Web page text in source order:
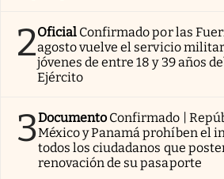
2Oficial Confirmado por las
agosto vuelve el servicio
jóvenes de entre 18 y 39 años
Ejército
3Documento Confirmado |
México y Panamá prohíben el
todos los ciudadanos que
renovación de su pasaporte